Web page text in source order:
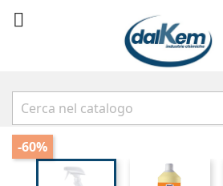

-60%